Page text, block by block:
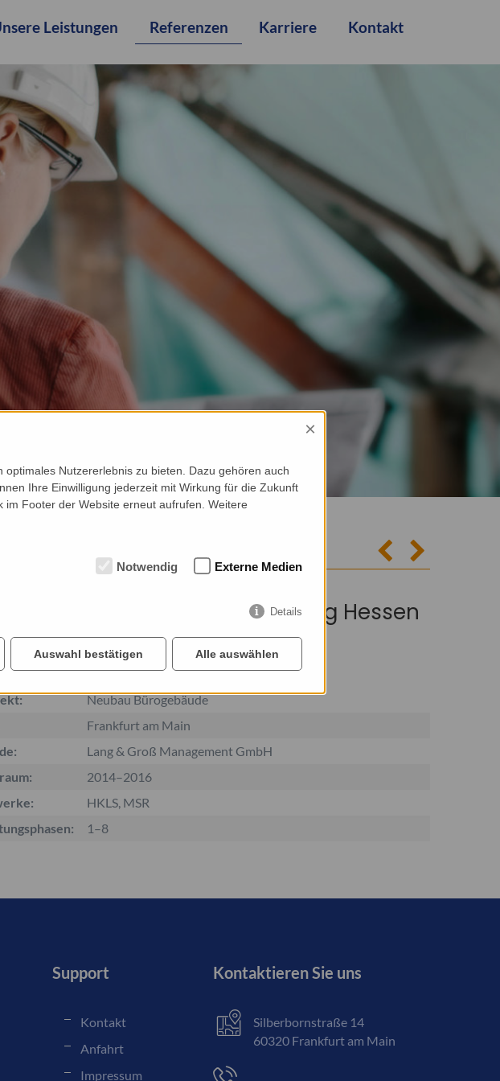
Leistungen Referenzen Karriere Kontakt
– Kassenärztliche Vereinigung Hessen
Neubau Bürogebäude
Frankfurt am Main
Lang & Groß Management GmbH
2014–2016
HKLS, MSR
1–8
Support
Kontakt
Anfahrt
Impressum
Kontaktieren Sie uns
Silberbornstraße 14
60320 Frankfurt am Main
×
Nutzererlebnis zu bieten. Dazu gehören auch
Ihre Einwilligung jederzeit mit Wirkung für die Zukunft
Footer der Website erneut aufrufen. Weitere
Notwendig Externe Medien
Details
Auswahl bestätigen Alle auswählen